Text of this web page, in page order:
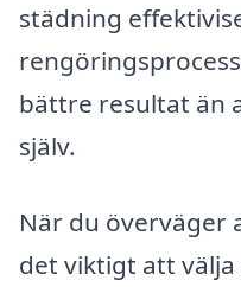
städning
bättre resultat än
själv.
När du överväger
det viktigt att